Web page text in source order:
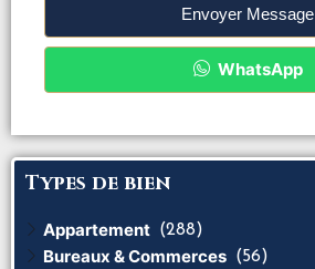
Envoyer Message
WhatsApp
Types de bien
Appartement (288)
Bureaux & Commerces (56)